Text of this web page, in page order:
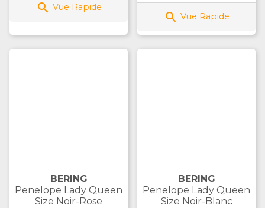
 Vue Rapide
 Vue Rapide
BERING
Penelope Lady Queen
Size Noir-Rose
BERING
Penelope Lady Queen
Size Noir-Blanc